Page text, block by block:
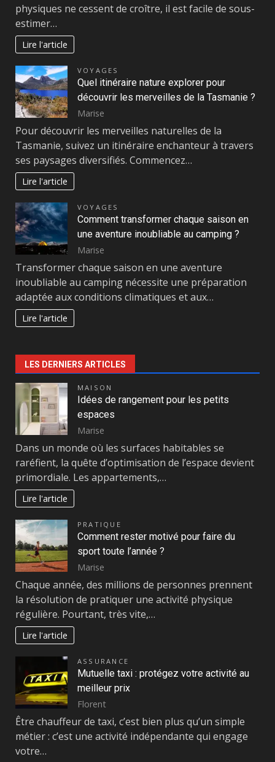
physiques ne cessent de croître, il est facile de sous-
estimer…
Lire l'article
VOYAGES
Quel itinéraire nature explorer pour
découvrir les merveilles de la Tasmanie ?
Marise
Pour découvrir les merveilles naturelles de la
Tasmanie, suivez un itinéraire enchanteur à travers
ses paysages diversifiés. Commencez…
Lire l'article
VOYAGES
Comment transformer chaque saison en
une aventure inoubliable au camping ?
Marise
Transformer chaque saison en une aventure
inoubliable au camping nécessite une préparation
adaptée aux conditions climatiques et aux…
Lire l'article
LES DERNIERS ARTICLES
MAISON
Idées de rangement pour les petits
espaces
Marise
Dans un monde où les surfaces habitables se
raréfient, la quête d’optimisation de l’espace devient
primordiale. Les appartements,…
Lire l'article
PRATIQUE
Comment rester motivé pour faire du
sport toute l’année ?
Marise
Chaque année, des millions de personnes prennent
la résolution de pratiquer une activité physique
régulière. Pourtant, très vite,…
Lire l'article
ASSURANCE
Mutuelle taxi : protégez votre activité au
meilleur prix
Florent
Être chauffeur de taxi, c’est bien plus qu’un simple
métier : c’est une activité indépendante qui engage
votre…